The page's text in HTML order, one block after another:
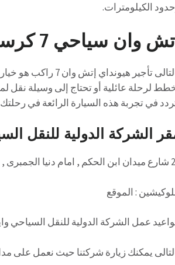
الكيلومترات.
وان سياحي 7 كرسي للايجار اليومى 01016549043
بالتالى تأجير
لرحلة عائلية أو تحتاج إلى وسيلة نقل
في تجربة هذه السيارة الرائعة في
الشركة الدولية للنقل
, الدور السادس
: الموقع
عمل الشركة الدولية للنقل السياحي
يمكنك زيارة شركتنا حيث نعمل على